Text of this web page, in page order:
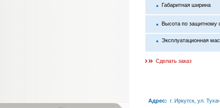
Габаритная ширина
Высота по защитному
Эксплуатационная
Сделать заказ
Адрес: г. Иркутск, ул.